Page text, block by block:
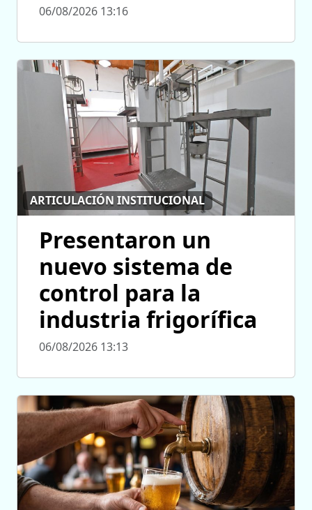
06/08/2026 13:16
ARTICULACIÓN INSTITUCIONAL
Presentaron un
nuevo sistema de
control para la
industria frigorífica
06/08/2026 13:13